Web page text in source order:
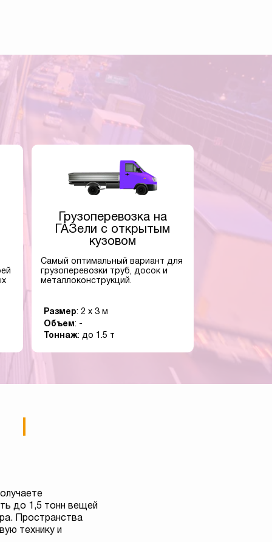
Грузоперевозка на
ГАЗели с открытым
кузовом
Самый оптимальный вариант для
грузоперевозки труб, досок и
металлоконструкций.
Размер: 2 x 3 м
Объем: -
Тоннаж: до 1.5 т
до 1,5 тонн вещей
Пространства
технику и